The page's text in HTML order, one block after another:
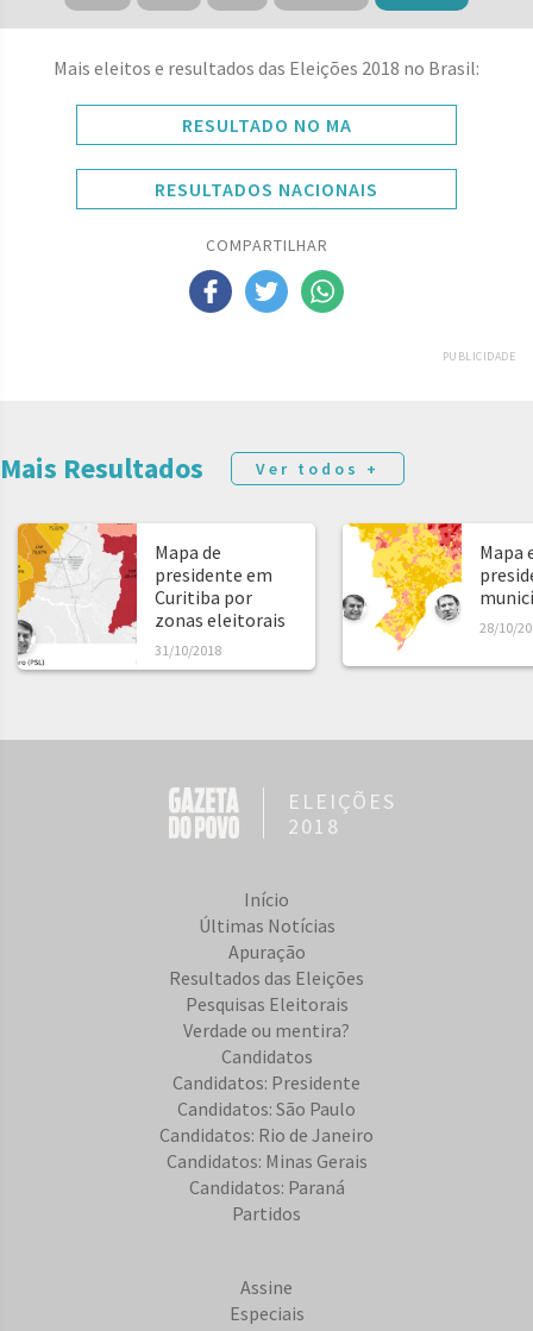
Mais eleitos e resultados das Eleições 2018 no Brasil:
RESULTADO NO MA
RESULTADOS NACIONAIS
COMPARTILHAR
PUBLICIDADE
Mais Resultados Ver todos +
Mapa de
presidente em
Curitiba por
zonas eleitorais
31/10/2018
Mapa
28/10/
ELEIÇÕES
2018
Início
Últimas Notícias
Apuração
Resultados das Eleições
Pesquisas Eleitorais
Verdade ou mentira?
Candidatos
Candidatos: Presidente
Candidatos: São Paulo
Candidatos: Rio de Janeiro
Candidatos: Minas Gerais
Candidatos: Paraná
Partidos
Assine
Especiais